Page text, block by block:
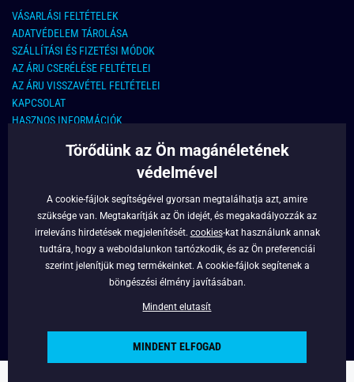
VÁSARLÁSI FELTÉTELEK
ADATVÉDELEM TÁROLÁSA
SZÁLLÍTÁSI ÉS FIZETÉSI MÓDOK
AZ ÁRU CSERÉLÉSE FELTÉTELEI
AZ ÁRU VISSZAVÉTEL FELTÉTELEI
KAPCSOLAT
HASZNOS INFORMÁCIÓK
KAPCSOLAT
info@legyferfi.hu
FONTOS INFORMÁCIÓK
RÓLUNK
Törődünk az Ön magánéletének
védelmével
A cookie-fájlok segítségével gyorsan megtalálhatja azt, amire
szüksége van. Megtakarítják az Ön idejét, és megakadályozzák az
irreleváns hirdetések megjelenítését. cookies-kat használunk annak
tudtára, hogy a weboldalunkon tartózkodik, és az Ön preferenciái
szerint jelenítjük meg termékeinket. A cookie-fájlok segítenek a
böngészési élmény javításában.
Mindent elutasít
MINDENT ELFOGAD